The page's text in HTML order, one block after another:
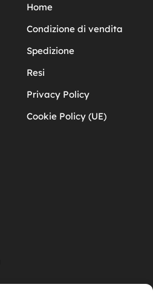
Home
Condizione di vendita
Spedizione
Resi
Privacy Policy
Cookie Policy (UE)